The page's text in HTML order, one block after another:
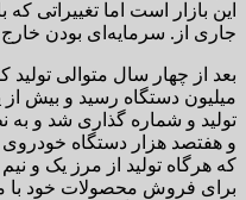
این بازار است اما تغییراتی
جاری از. سرمایه‌ای بودن
میلیون دستگاه رسید و بیش
تولید و شماره گذاری شد و
و هفتصد هزار دستگاه خودروی
که هرگاه تولید از مرز یک و
برای فروش محصولات خود با